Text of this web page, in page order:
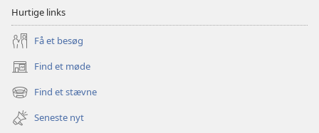
Hurtige links
Få et besøg
Find et møde
(åbner
nyt
vindue)
Find et stævne
(åbner
nyt
vindue)
Seneste nyt